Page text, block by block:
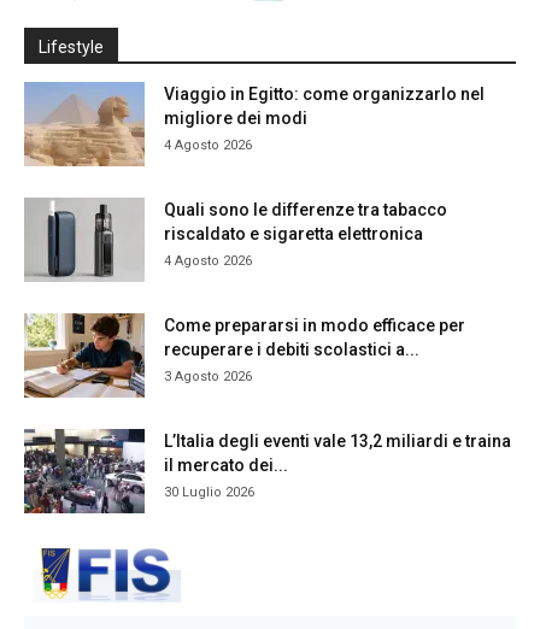
Lifestyle
Viaggio in Egitto: come organizzarlo nel
migliore dei modi
4 Agosto 2026
Quali sono le differenze tra tabacco
riscaldato e sigaretta elettronica
4 Agosto 2026
Come prepararsi in modo efficace per
recuperare i debiti scolastici a...
3 Agosto 2026
L’Italia degli eventi vale 13,2 miliardi e traina
il mercato dei...
30 Luglio 2026